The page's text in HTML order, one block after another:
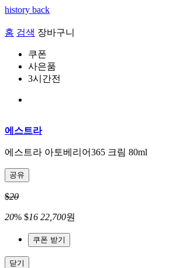
history back
홈 검색 장바구니
쿠폰
사은품
3시간전
에스트라
에스트라 아토베리어365 크림 80ml
공유
$20
20% $16 22,700원
쿠폰 받기
닫기